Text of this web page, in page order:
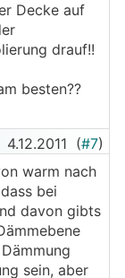
Decke auf
drauf!!
besten??
4.12.2011 (#7)
warm nach
bei
davon gibts
sein, aber